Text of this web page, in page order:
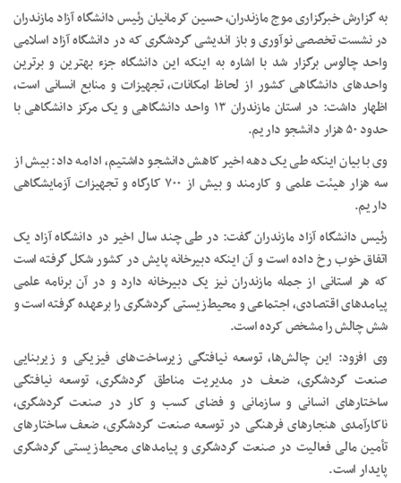
به گزارش خبرگزاری موج مازندران، حسین کرمانیان رئیس دانشگاه آزاد مازندران
در نشست تخصصی نوآوری و باز اندیشی گردشگری که در دانشگاه آزاد اسلامی
واحد چالوس برگزار شد با اشاره به اینکه این دانشگاه جزء بهترین و برترین
واحدهای دانشگاهی کشور از لحاظ امکانات، تجهیزات و منابع انسانی است،
اظهار داشت: در استان مازندران ۱۳ واحد دانشگاهی و یک مرکز دانشگاهی با
حدود ۵۰ هزار دانشجو داریم.
وی با بیان اینکه طی یک دهه اخیر کاهش دانشجو داشتیم، ادامه داد: بیش از
سه هزار هیئت علمی و کارمند و بیش از ۷۰۰ کارگاه و تجهیزات آزمایشگاهی
داریم.
رئیس دانشگاه آزاد مازندران گفت: در طی چند سال اخیر در دانشگاه آزاد یک
اتفاق خوب رخ داده است و آن اینکه دبیرخانه پایش در کشور شکل گرفته است
که هر استانی از جمله مازندران نیز یک دبیرخانه دارد و در آن برنامه علمی
پیامدهای اقتصادی، اجتماعی و محیط‌زیستی گردشگری را برعهده گرفته است و
شش چالش را مشخص کرده است.
وی افزود: این چالش‌ها، توسعه نیافتگی زیرساخت‌های فیزیکی و زیربنایی
صنعت گردشگری، ضعف در مدیریت مناطق گردشگری، توسعه نیافتگی
ساختارهای انسانی و سازمانی و فضای کسب و کار در صنعت گردشگری،
ناکارآمدی هنجارهای فرهنگی در توسعه صنعت گردشگری، ضعف ساختارهای
تأمین مالی فعالیت در صنعت گردشگری و پیامدهای محیط‌‌زیستی گردشگری
پایدار است.